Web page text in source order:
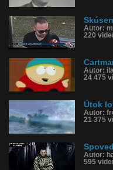
Autor:
220
Autor:
24 475
Útok
Autor:
21 375
Autor:
595